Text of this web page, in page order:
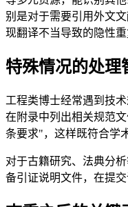
别是对于需要引用外文
现翻译不当导致的隐性重
特殊情况的处理
工程类博士经常遇到技
在附录中列出相关规范
条要求"，这样既符合学
对于古籍研究、法典分
备引证说明文件，在提